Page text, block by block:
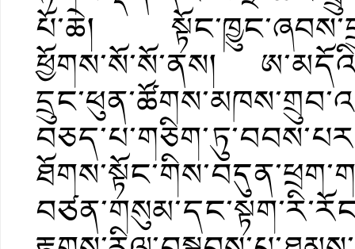
པོ་ཆེ།
ཕྱོགས་སོ་སོ་ནས།